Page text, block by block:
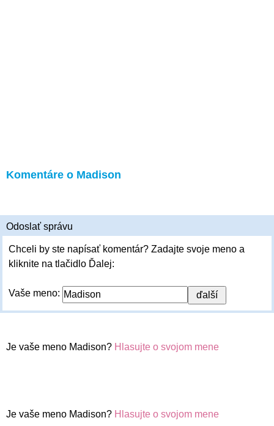
Komentáre o Madison
Odoslať správu
Chceli by ste napísať komentár? Zadajte svoje meno a
kliknite na tlačidlo Ďalej:
Vaše meno:
Je vaše meno Madison? Hlasujte o svojom mene
Je vaše meno Madison? Hlasujte o svojom mene